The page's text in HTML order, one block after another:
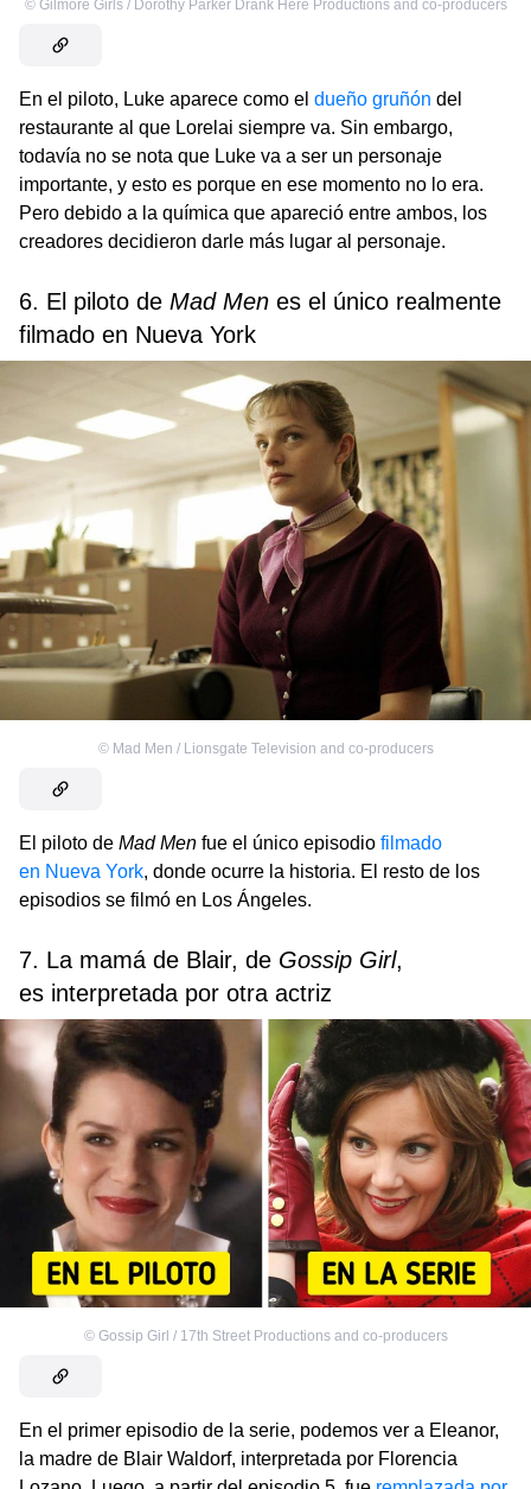
© Gilmore Girls / Dorothy Parker Drank Here Productions and co-producers
En el piloto, Luke aparece como el dueño gruñón del
restaurante al que Lorelai siempre va. Sin embargo,
todavía no se nota que Luke va a ser un personaje
importante, y esto es porque en ese momento no lo era.
Pero debido a la química que apareció entre ambos, los
creadores decidieron darle más lugar al personaje.
6. El piloto de Mad Men es el único realmente
filmado en Nueva York
© Mad Men / Lionsgate Television and co-producers
El piloto de Mad Men fue el único episodio filmado
en Nueva York, donde ocurre la historia. El resto de los
episodios se filmó en Los Ángeles.
7. La mamá de Blair, de Gossip Girl,
es interpretada por otra actriz
© Gossip Girl / 17th Street Productions and co-producers
En el primer episodio de la serie, podemos ver a Eleanor,
la madre de Blair Waldorf, interpretada por Florencia